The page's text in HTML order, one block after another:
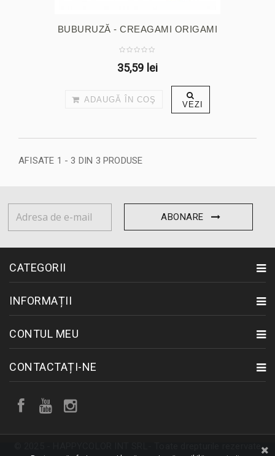
BUBURUZĂ - CREAGAMI ORIGAMI
35,59 lei
ADAUGĂ ÎN COŞ VEZI
AFISATE 1 - 3 DIN 3 PRODUSE
ABONARE
CATEGORII
INFORMAȚII
CONTUL MEU
CONTACTAȚI-NE